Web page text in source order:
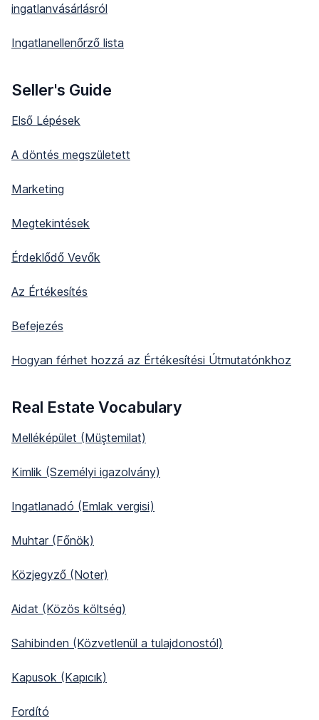
ingatlanvásárlásról
Ingatlanellenőrző lista
Seller's Guide
Első Lépések
A döntés megszületett
Marketing
Megtekintések
Érdeklődő Vevők
Az Értékesítés
Befejezés
Hogyan férhet hozzá az Értékesítési Útmutatónkhoz
Real Estate Vocabulary
Melléképület (Müştemilat)
Kimlik (Személyi igazolvány)
Ingatlanadó (Emlak vergisi)
Muhtar (Főnök)
Közjegyző (Noter)
Aidat (Közös költség)
Sahibinden (Közvetlenül a tulajdonostól)
Kapusok (Kapıcık)
Fordító